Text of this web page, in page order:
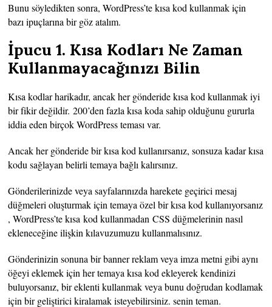
Bunu söyledikten sonra, WordPress’te kısa kod kullanmak için
bazı ipuçlarına bir göz atalım.
İpucu 1. Kısa Kodları Ne Zaman
Kullanmayacağınızı Bilin
Kısa kodlar harikadır, ancak her gönderide kısa kod kullanmak iyi
bir fikir değildir. 200’den fazla kısa koda sahip olduğunu gururla
iddia eden birçok WordPress teması var.
Ancak her gönderide bir kısa kod kullanırsanız, sonsuza kadar kısa
kodu sağlayan belirli temaya bağlı kalırsınız.
Gönderilerinizde veya sayfalarınızda harekete geçirici mesaj
düğmeleri oluşturmak için temaya özel bir kısa kod kullanıyorsanız
, WordPress’te kısa kod kullanmadan CSS düğmelerinin nasıl
ekleneceğine ilişkin kılavuzumuzu kullanmalısınız.
Gönderinizin sonuna bir banner reklam veya imza metni gibi aynı
öğeyi eklemek için her temaya kısa kod ekleyerek kendinizi
buluyorsanız, bir eklenti kullanmak veya bunu doğrudan kodlamak
için bir geliştirici kiralamak isteyebilirsiniz. senin teman.